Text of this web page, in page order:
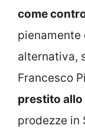
come
pienamente
alternativa,
Francesco
prestito allo
prodezze in